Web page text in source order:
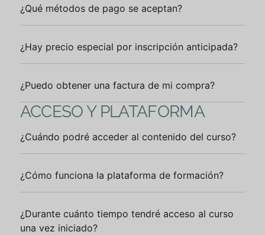
¿Qué métodos de pago se aceptan?
¿Hay precio especial por inscripción anticipada?
¿Puedo obtener una factura de mi compra?
ACCESO Y PLATAFORMA
¿Cuándo podré acceder al contenido del curso?
¿Cómo funciona la plataforma de formación?
¿Durante cuánto tiempo tendré acceso al curso
una vez iniciado?